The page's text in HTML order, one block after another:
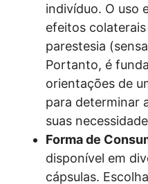
indivíduo. O uso
efeitos
parestesia
Portanto, é
orientações de
para determinar
suas
Forma de
disponível em
cápsulas.